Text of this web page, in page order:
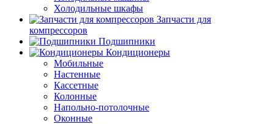
Холодильные шкафы
Запчасти для
компрессоров
Подшипники
Кондиционеры
Мобильные
Настенные
Кассетные
Колонные
Напольно-потолочные
Оконные